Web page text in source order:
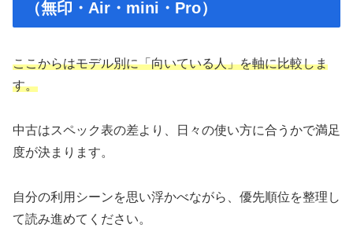
（無印・Air・mini・Pro）
ここからはモデル別に「向いている人」を軸に比較しま
す。
中古はスペック表の差より、日々の使い方に合うかで満足
度が決まります。
自分の利用シーンを思い浮かべながら、優先順位を整理し
て読み進めてください。